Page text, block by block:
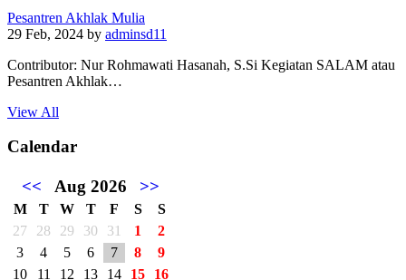
Pesantren Akhlak Mulia
29 Feb, 2024 by adminsd11
Contributor: Nur Rohmawati Hasanah, S.Si Kegiatan SALAM atau
Pesantren Akhlak…
View All
Calendar
<< Aug 2026 >>
M T W T F S
S
27
28 29 30 31 1
2
3
4 5 6 7 8
9
10
11 12 13 14 15
16